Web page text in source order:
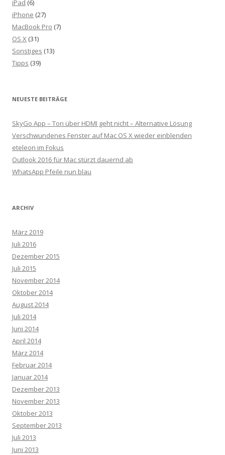
iPad (6)
iPhone (27)
MacBook Pro (7)
OS X (31)
Sonstiges (13)
Tipps (39)
NEUESTE BEITRÄGE
SkyGo App – Ton über HDMI geht nicht – Alternative Lösung
Verschwundenes Fenster auf Mac OS X wieder einblenden
eteleon im Fokus
Outlook 2016 für Mac stürzt dauernd ab
WhatsApp Pfeile nun blau
ARCHIV
März 2019
Juli 2016
Dezember 2015
Juli 2015
November 2014
Oktober 2014
August 2014
Juli 2014
Juni 2014
April 2014
März 2014
Februar 2014
Januar 2014
Dezember 2013
November 2013
Oktober 2013
September 2013
Juli 2013
Juni 2013